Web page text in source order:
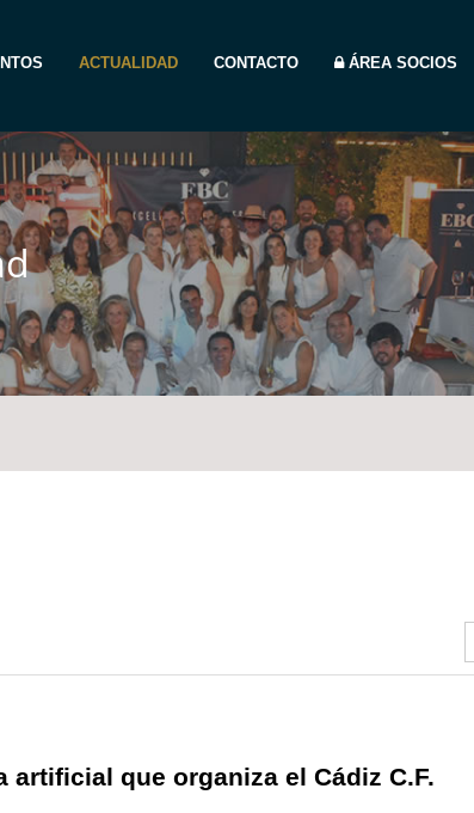
ACTUALIDAD CONTACTO ÁREA SOCIOS
que organiza el Cádiz C.F.